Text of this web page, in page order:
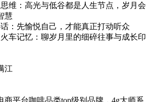
维：高光与低谷都是人生节点，岁月会
慧
：先愉悦自己，才能真正打动听众
车记忆：聊岁月里的细碎往事与成长印
江